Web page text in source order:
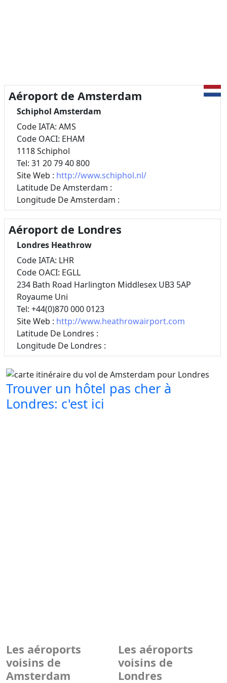
Aéroport de Amsterdam
Schiphol Amsterdam
Code IATA: AMS
Code OACI: EHAM
1118 Schiphol
Tel: 31 20 79 40 800
Site Web : http://www.schiphol.nl/
Latitude De Amsterdam :
Longitude De Amsterdam :
Aéroport de Londres
Londres Heathrow
Code IATA: LHR
Code OACI: EGLL
234 Bath Road Harlington Middlesex UB3 5AP
Royaume Uni
Tel: +44(0)870 000 0123
Site Web : http://www.heathrowairport.com
Latitude De Londres :
Longitude De Londres :
Trouver un hôtel pas cher à
Londres: c'est ici
Les aéroports
voisins de
Amsterdam
Les aéroports
voisins de
Londres